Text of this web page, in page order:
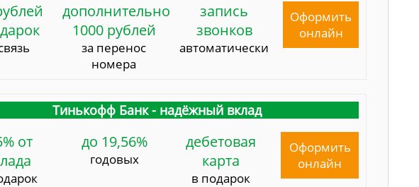
дополнительно
1000 рублей
за перенос
номера
запись
звонков
автоматически
Оформить
онлайн
Тинькофф Банк - надёжный вклад
от
до 19,56%
годовых
дебетовая
карта
в подарок
Оформить
онлайн